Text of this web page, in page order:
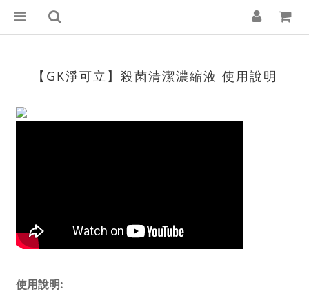
【GK淨可立】殺菌清潔濃縮液 使用說明
使用說明: